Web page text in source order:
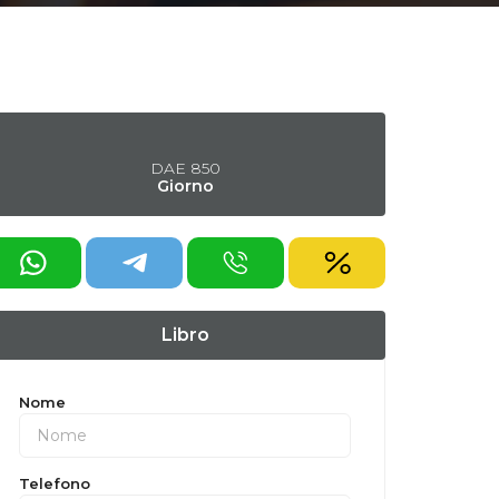
DAE 850
Giorno
Libro
Nome
Telefono